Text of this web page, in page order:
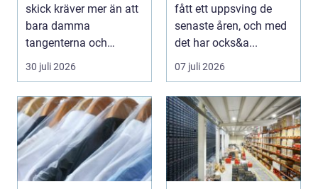
skick kräver mer än att
bara damma
tangenterna och
stänga locket försikti...
30 juli 2026
fått ett uppsving de
senaste åren, och med
det har ocks&a...
07 juli 2026